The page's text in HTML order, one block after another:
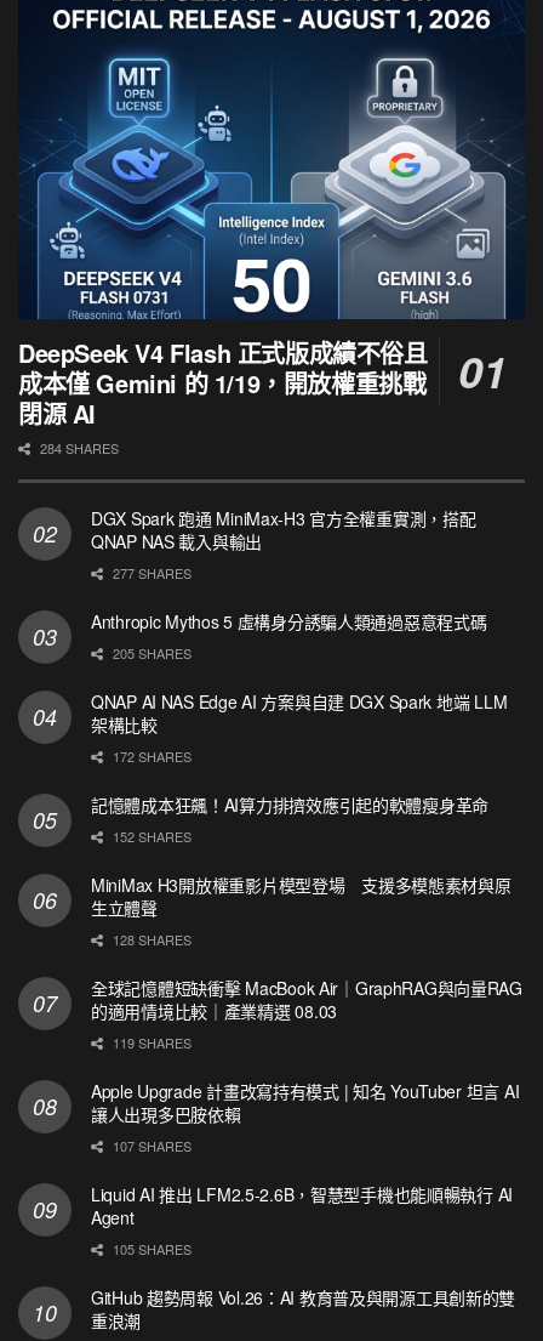
DeepSeek V4 Flash 正式版成績不俗且
成本僅 Gemini 的 1/19，開放權重挑戰
閉源 AI
284 SHARES
DGX Spark 跑通 MiniMax-H3 官方全權重實測，搭配
QNAP NAS 載入與輸出
277 SHARES
Anthropic Mythos 5 虛構身分誘騙人類通過惡意程式碼
205 SHARES
QNAP AI NAS Edge AI 方案與自建 DGX Spark 地端 LLM
架構比較
172 SHARES
記憶體成本狂飆！AI算力排擠效應引起的軟體瘦身革命
152 SHARES
MiniMax H3開放權重影片模型登場 支援多模態素材與原
生立體聲
128 SHARES
全球記憶體短缺衝擊 MacBook Air｜GraphRAG與向量RAG
的適用情境比較｜產業精選 08.03
119 SHARES
Apple Upgrade 計畫改寫持有模式 | 知名 YouTuber 坦言 AI
讓人出現多巴胺依賴
107 SHARES
Liquid AI 推出 LFM2.5-2.6B，智慧型手機也能順暢執行 AI
Agent
105 SHARES
GitHub 趨勢周報 Vol.26：AI 教育普及與開源工具創新的雙
重浪潮